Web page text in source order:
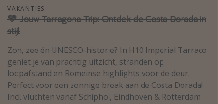
Bali
Type vakantie
Overzicht
Weekendje weg
Autoverhuur
Vroegboeker
VAKANTIES
💛 Jouw Tarragona Trip: Ontdek de Costa Dorada in
stijl
Zon, zee én UNESCO-historie? In H10 Imperial Tarraco
geniet je van prachtig uitzicht, stranden op
loopafstand en Romeinse highlights voor de deur.
Perfect voor een zonnige break aan de Costa Dorada!
Incl. vluchten vanaf Schiphol, Eindhoven & Rotterdam